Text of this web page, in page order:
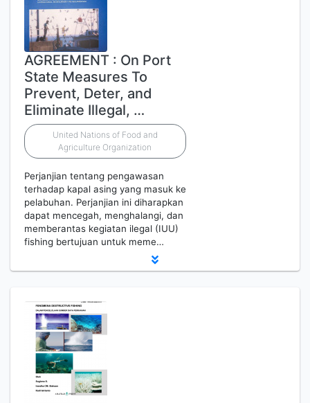
AGREEMENT : On Port
State Measures To
Prevent, Deter, and
Eliminate Illegal, …
United Nations of Food and
Agriculture Organization
Perjanjian tentang pengawasan
terhadap kapal asing yang masuk ke
pelabuhan. Perjanjian ini diharapkan
dapat mencegah, menghalangi, dan
memberantas kegiatan ilegal (IUU)
fishing bertujuan untuk meme…